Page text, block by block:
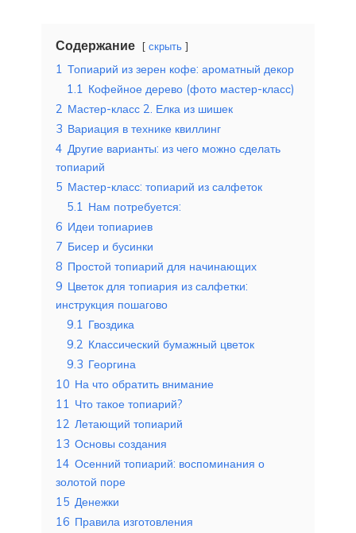
Содержание скрыть
1 Топиарий из зерен кофе: ароматный декор
1.1 Кофейное дерево (фото мастер-класс)
2 Мастер-класс 2. Елка из шишек
3 Вариация в технике квиллинг
4 Другие варианты: из чего можно сделать
топиарий
5 Мастер-класс: топиарий из салфеток
5.1 Нам потребуется:
6 Идеи топиариев
7 Бисер и бусинки
8 Простой топиарий для начинающих
9 Цветок для топиария из салфетки:
инструкция пошагово
9.1 Гвоздика
9.2 Классический бумажный цветок
9.3 Георгина
10 На что обратить внимание
11 Что такое топиарий?
12 Летающий топиарий
13 Основы создания
14 Осенний топиарий: воспоминания о
золотой поре
15 Денежки
16 Правила изготовления